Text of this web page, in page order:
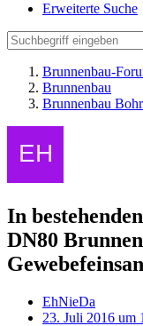
Erweiterte Suche
Brunnenbau-
Brunnenbau
Brunnenbau
In
DN80
EhNieDa
23. Juli 2016 um